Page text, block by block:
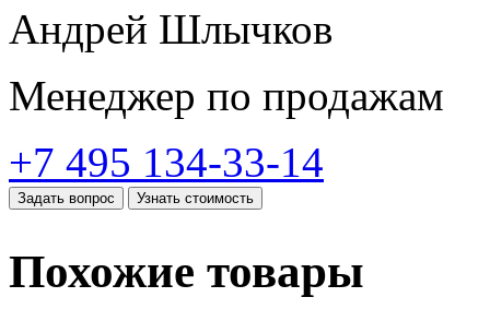
Андрей Шлычков
Менеджер по продажам
+7 495 134-33-14
Задать вопрос Узнать стоимость
Похожие товары